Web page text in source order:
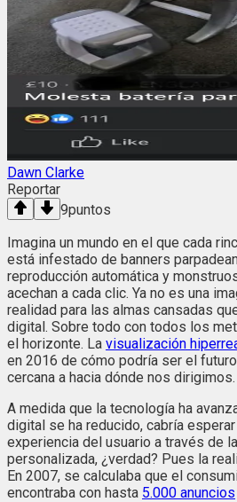
Dawn Clarke
Reportar
9puntos
Imagina un mundo en el que cada
está infestado de banners
reproducción automática y
acechan a cada clic. Ya no es una
realidad para las almas cansadas
digital. Sobre todo con todos los
el horizonte. La visualización
en 2016 de cómo podría ser el
cercana a hacia dónde nos dirigimos.
A medida que la tecnología ha
digital se ha reducido, cabría
experiencia del usuario a través de
personalizada, ¿verdad? Pues la
En 2007, se calculaba que el
encontraba con hasta 5.000 anuncios